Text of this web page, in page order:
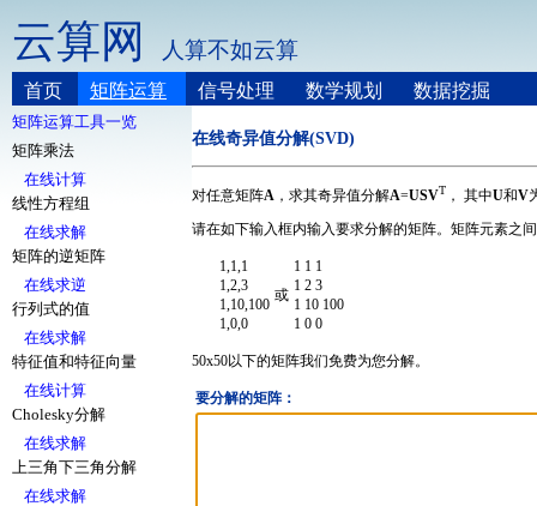
云算网 人算不如云算
首页 矩阵运算 信号处理 数学规划 数据挖掘
矩阵运算工具一览
矩阵乘法
在线计算
线性方程组
在线求解
矩阵的逆矩阵
在线求逆
行列式的值
在线求解
特征值和特征向量
在线计算
Cholesky分解
在线求解
上三角下三角分解
在线求解
在线奇异值分解(SVD)
对任意矩阵A ，求其奇异值分解A=USVT ， 其中U和V
请在如下输入框内输入要求分解的矩阵。矩阵元素之
1,1,1
1,2,3
1,10,100
1,0,0
或
1 1 1
1 2 3
1 10 100
1 0 0
50x50以下的矩阵我们免费为您分解。
要分解的矩阵：